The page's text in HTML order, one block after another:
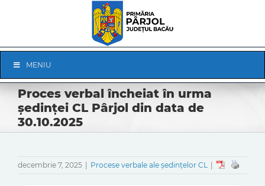
Navigation
MENIU
Proces verbal încheiat în urma
ședinței CL Pârjol din data de
30.10.2025
decembrie 7, 2025 Procese verbale ale ședințelor CL